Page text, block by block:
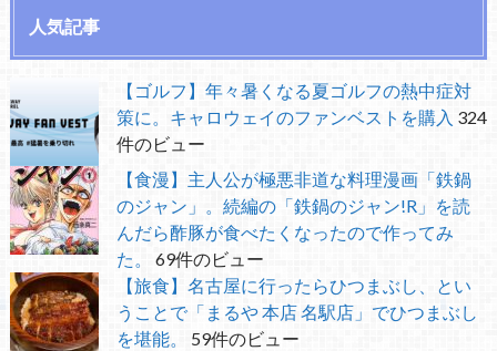
人気記事
【ゴルフ】年々暑くなる夏ゴルフの熱中症対
策に。キャロウェイのファンベストを購入 324
件のビュー
【食漫】主人公が極悪非道な料理漫画「鉄鍋
のジャン」。続編の「鉄鍋のジャン!R」を読
んだら酢豚が食べたくなったので作ってみ
た。
69件のビュー
【旅食】名古屋に行ったらひつまぶし、とい
うことで「まるや 本店 名駅店」でひつまぶし
を堪能。
59件のビュー